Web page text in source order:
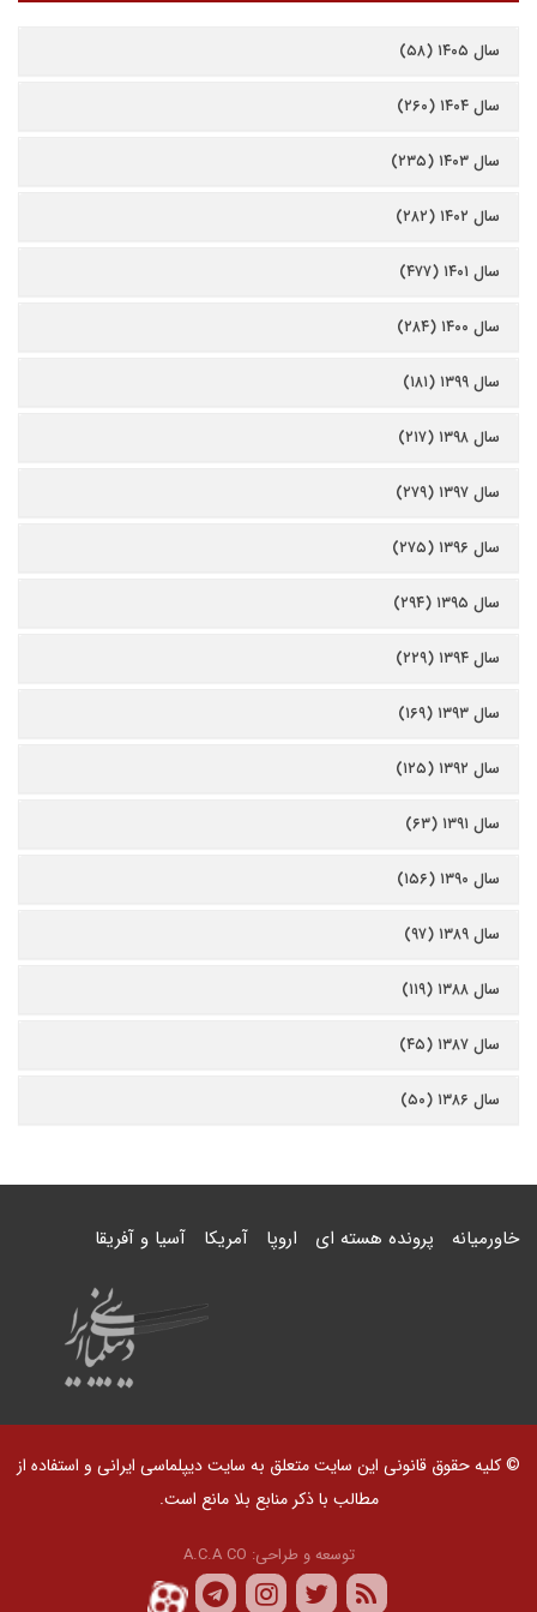
سال ۱۴۰۵ (۵۸)
سال ۱۴۰۴ (۲۶۰)
سال ۱۴۰۳ (۲۳۵)
سال ۱۴۰۲ (۲۸۲)
سال ۱۴۰۱ (۴۷۷)
سال ۱۴۰۰ (۲۸۴)
سال ۱۳۹۹ (۱۸۱)
سال ۱۳۹۸ (۲۱۷)
سال ۱۳۹۷ (۲۷۹)
سال ۱۳۹۶ (۲۷۵)
سال ۱۳۹۵ (۲۹۴)
سال ۱۳۹۴ (۲۲۹)
سال ۱۳۹۳ (۱۶۹)
سال ۱۳۹۲ (۱۲۵)
سال ۱۳۹۱ (۶۳)
سال ۱۳۹۰ (۱۵۶)
سال ۱۳۸۹ (۹۷)
سال ۱۳۸۸ (۱۱۹)
سال ۱۳۸۷ (۴۵)
سال ۱۳۸۶ (۵۰)
خاورمیانه پرونده هسته ای اروپا آمریکا آسیا و آفریقا
© کلیه حقوق قانونی این سایت متعلق به سایت دیپلماسی ایرانی و استفاده از
مطالب با ذکر منابع بلا مانع است.
توسعه و طراحی: A.C.A CO